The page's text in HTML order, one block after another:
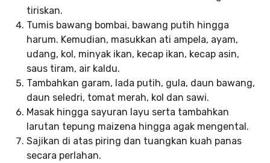
tiriskan.
Tumis bawang bombai, bawang putih hingga
harum. Kemudian, masukkan ati ampela, ayam,
udang, kol, minyak ikan, kecap ikan, kecap asin,
saus tiram, air kaldu.
Tambahkan garam, lada putih, gula, daun bawang,
daun seledri, tomat merah, kol dan sawi.
Masak hingga sayuran layu serta tambahkan
larutan tepung maizena hingga agak mengental.
Sajikan di atas piring dan tuangkan kuah panas
secara perlahan.